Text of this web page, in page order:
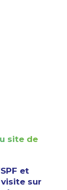
site de
et
sur